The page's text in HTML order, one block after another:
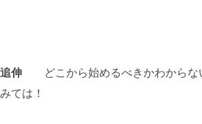
追伸 どこから始めるべきかわから
みては！